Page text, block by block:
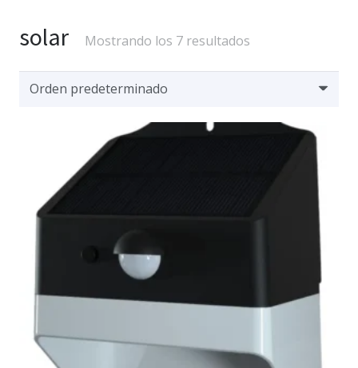
solar Mostrando los 7 resultados